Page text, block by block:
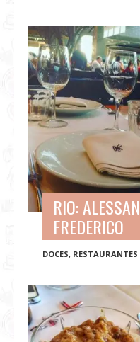
RIO:
FREDERICO
DOCES, RESTAURANTES